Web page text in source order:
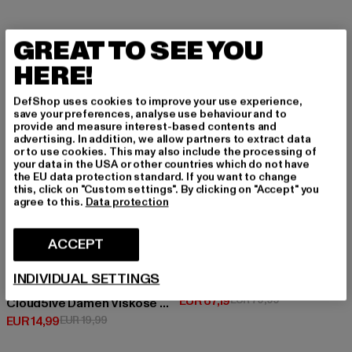
-25%
CLOUD5IVE
Cloud5ive Damen Viskose T-Shirt breiter Bund & offene Schulter
EUR 14,99
Derzeitiger Preis: EUR 14,99
EUR 19,99Aktionspreis: EUR 19,99
-16%
EUR 67,19
Derzeitiger Preis: EUR 67,19
EUR 79,99Aktionspreis:
GREAT TO SEE YOU
HERE!
DefShop uses cookies to improve your use experience,
save your preferences, analyse use behaviour and to
provide and measure interest-based contents and
advertising. In addition, we allow partners to extract data
or to use cookies. This may also include the processing of
your data in the USA or other countries which do not have
the EU data protection standard. If you want to change
this, click on "Custom settings". By clicking on "Accept" you
agree to this. Data protection
ACCEPT
INDIVIDUAL SETTINGS